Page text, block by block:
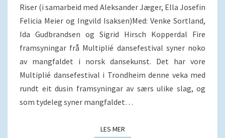
Riser (i samarbeid med Aleksander Jæger, Ella Josefin
Felicia Meier og Ingvild Isaksen)Med: Venke Sortland,
Ida Gudbrandsen og Sigrid Hirsch Kopperdal Fire
framsyningar frå Multiplié dansefestival syner noko
av mangfaldet i norsk dansekunst. Det har vore
Multiplié dansefestival i Trondheim denne veka med
rundt eit dusin framsyningar av særs ulike slag, og
som tydeleg syner mangfaldet…
LES MERLES MER